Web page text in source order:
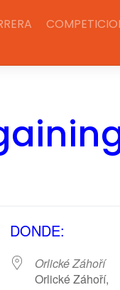
DONDE:
Orlické Záhoří
Orlické Záhoří,